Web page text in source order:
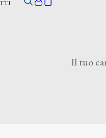
Il tuo